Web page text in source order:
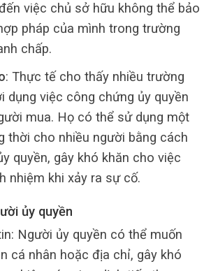
việc chủ sở hữu không thể bảo
pháp của mình trong trường
chấp.
: Thực tế cho thấy nhiều trường
dụng việc công chứng ủy quyền
mua. Họ có thể sử dụng một
thời cho nhiều người bằng cách
quyền, gây khó khăn cho việc
nhiệm khi xảy ra sự cố.
ủy quyền
Người ủy quyền có thể muốn
cá nhân hoặc địa chỉ, gây khó